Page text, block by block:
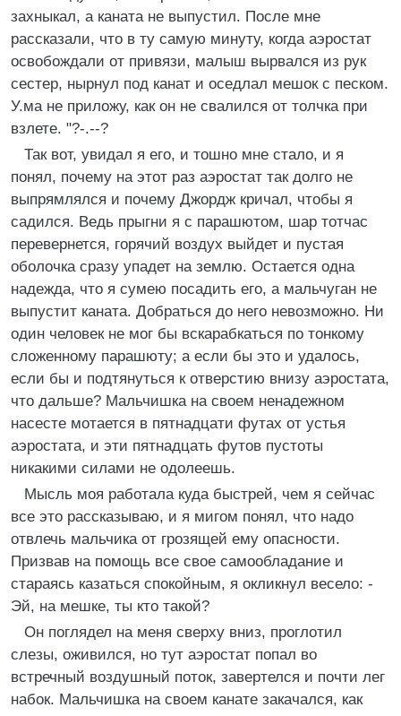
захныкал, а каната не выпустил. После мне
рассказали, что в ту самую минуту, когда аэростат
освобождали от привязи, малыш вырвался из рук
сестер, нырнул под канат и оседлал мешок с песком.
У.ма не приложу, как он не свалился от толчка при
взлете. "?-.--?
Так вот, увидал я его, и тошно мне стало, и я
понял, почему на этот раз аэростат так долго не
выпрямлялся и почему Джордж кричал, чтобы я
садился. Ведь прыгни я с парашютом, шар тотчас
перевернется, горячий воздух выйдет и пустая
оболочка сразу упадет на землю. Остается одна
надежда, что я сумею посадить его, а мальчуган не
выпустит каната. Добраться до него невозможно. Ни
один человек не мог бы вскарабкаться по тонкому
сложенному парашюту; а если бы это и удалось,
если бы и подтянуться к отверстию внизу аэростата,
что дальше? Мальчишка на своем ненадежном
насесте мотается в пятнадцати футах от устья
аэростата, и эти пятнадцать футов пустоты
никакими силами не одолеешь.
Мысль моя работала куда быстрей, чем я сейчас
все это рассказываю, и я мигом понял, что надо
отвлечь мальчика от грозящей ему опасности.
Призвав на помощь все свое самообладание и
стараясь казаться спокойным, я окликнул весело: -
Эй, на мешке, ты кто такой?
Он поглядел на меня сверху вниз, проглотил
слезы, оживился, но тут аэростат попал во
встречный воздушный поток, завертелся и почти лег
набок. Мальчишка на своем канате закачался, как